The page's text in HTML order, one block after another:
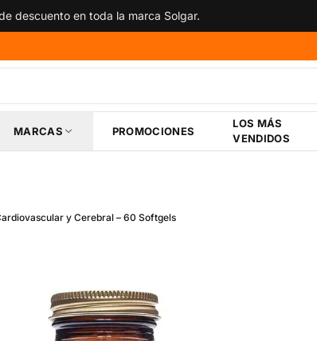
descuento en toda la marca Solgar.
MARCAS PROMOCIONES
LOS MÁS
VENDIDOS
y Cerebral – 60 Softgels